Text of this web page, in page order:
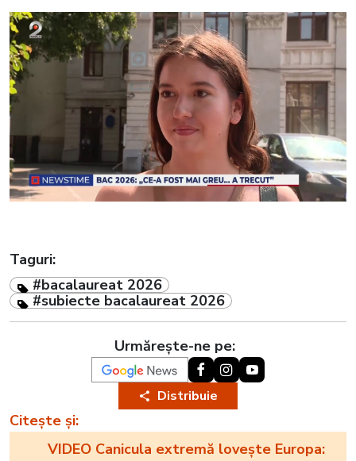
Taguri:
#bacalaureat 2026
#subiecte bacalaureat 2026
Urmărește-ne pe:
Distribuie
Citește și:
VIDEO Canicula extremă lovește Europa: